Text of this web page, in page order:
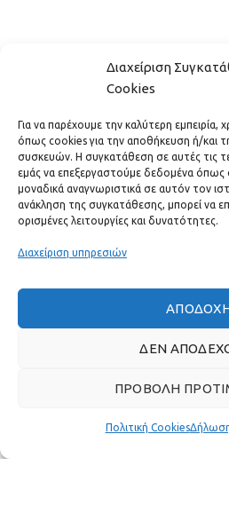
Διαχείριση
Cookies
Για να παρέχουμε την καλύτερη εμπειρία,
όπως cookies για την αποθήκευση ή/και
συσκευών. Η συγκατάθεση σε αυτές τις
εμάς να επεξεργαστούμε δεδομένα όπως
μοναδικά αναγνωριστικά σε αυτόν τον
ανάκληση της συγκατάθεσης, μπορεί να
ορισμένες λειτουργίες και δυνατότητες.
Διαχείριση υπηρεσιών
ΔΕΝ
ΠΡΟΒΟΛΉ
Πολιτική Cookies
ΕΠΙΚΟΙΝΩΝΊΑ
ΧΡΗΣΙΜΟΙ ΣΥΝΔΕΣΜΟΙ
ΓΡΉΓΟΡΟ ΜΕΝΟΎ